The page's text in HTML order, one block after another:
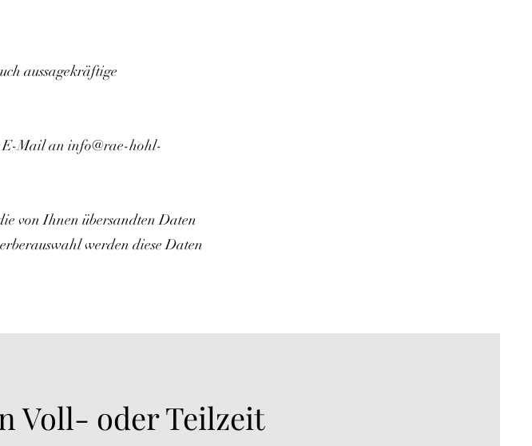
aussagekräftige
E-Mail an info@rae-hohl-
von Ihnen übersandten Daten
werden diese Daten
Voll- oder Teilzeit